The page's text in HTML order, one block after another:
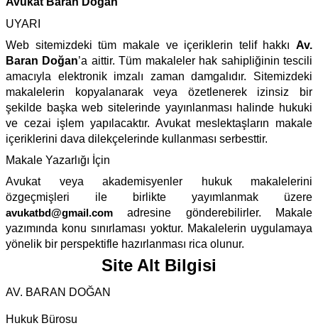
UYARI
Web sitemizdeki tüm makale ve içeriklerin telif hakkı Av.
Baran Doğan’a aittir. Tüm makaleler hak sahipliğinin tescili
amacıyla elektronik imzalı zaman damgalıdır. Sitemizdeki
makalelerin kopyalanarak veya özetlenerek izinsiz bir
şekilde başka web sitelerinde yayınlanması halinde hukuki
ve cezai işlem yapılacaktır. Avukat meslektaşların makale
içeriklerini dava dilekçelerinde kullanması serbesttir.
Makale Yazarlığı İçin
Avukat veya akademisyenler hukuk makalelerini
özgeçmişleri ile birlikte yayımlanmak üzere
avukatbd@gmail.com adresine gönderebilirler. Makale
yazımında konu sınırlaması yoktur. Makalelerin uygulamaya
yönelik bir perspektifle hazırlanması rica olunur.
Site Alt Bilgisi
AV. BARAN DOĞAN
Hukuk Bürosu